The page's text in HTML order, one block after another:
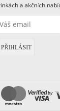
a akčních
PŘIHLÁSIT